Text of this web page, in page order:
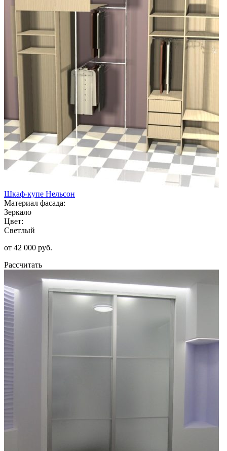
Шкаф-купе Нельсон
Материал фасада:
Зеркало
Цвет:
Светлый
от 42 000 руб.
Рассчитать